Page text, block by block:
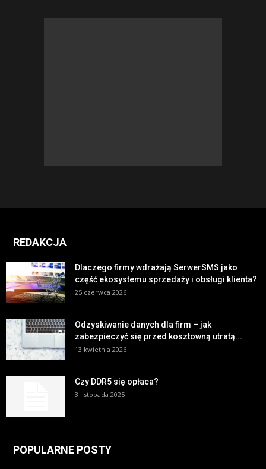
REDAKCJA
Dlaczego firmy wdrażają SerwerSMS jako
część ekosystemu sprzedaży i obsługi klienta?
25 czerwca 2026
Odzyskiwanie danych dla firm – jak
zabezpieczyć się przed kosztowną utratą...
13 kwietnia 2026
Czy DDR5 się opłaca?
3 listopada 2025
POPULARNE POSTY